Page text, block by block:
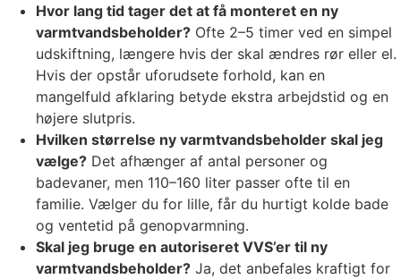
Hvor lang tid tager det at få monteret en ny
varmtvandsbeholder? Ofte 2–5 timer ved en simpel
udskiftning, længere hvis der skal ændres rør eller el.
Hvis der opstår uforudsete forhold, kan en
mangelfuld afklaring betyde ekstra arbejdstid og en
højere slutpris.
Hvilken størrelse ny varmtvandsbeholder skal jeg
vælge? Det afhænger af antal personer og
badevaner, men 110–160 liter passer ofte til en
familie. Vælger du for lille, får du hurtigt kolde bade
og ventetid på genopvarmning.
Skal jeg bruge en autoriseret VVS’er til ny
varmtvandsbeholder? Ja, det anbefales kraftigt for